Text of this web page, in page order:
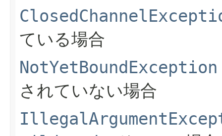
ている場合
NotYetBoundException
されていない場合